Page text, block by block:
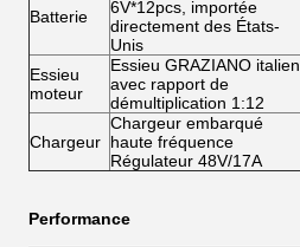
Batterie
6V*12pcs, importée
directement des États-
Unis
Essieu
moteur
Essieu GRAZIANO italien
avec rapport de
démultiplication 1:12
Chargeur
Chargeur embarqué
haute fréquence
Régulateur 48V/17A
Performance